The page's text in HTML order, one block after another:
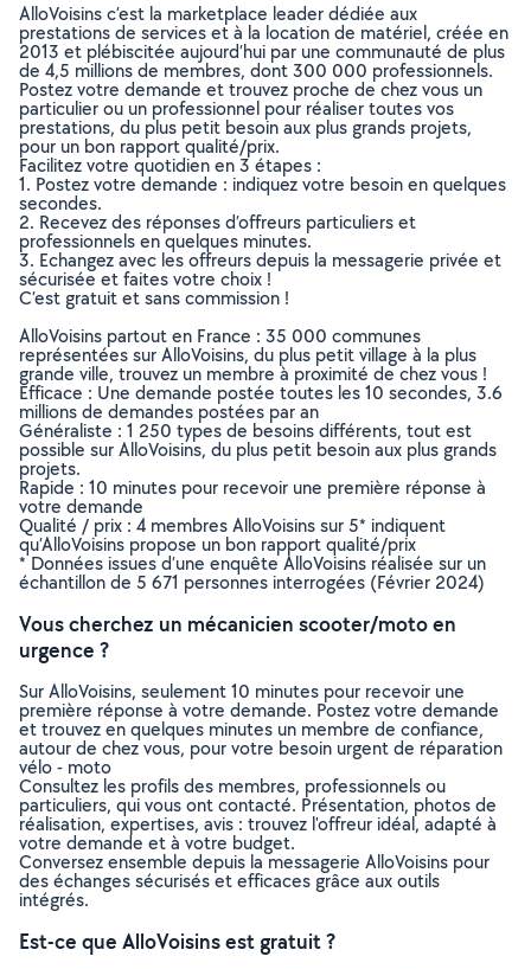
AlloVoisins c’est la marketplace leader dédiée aux
prestations de services et à la location de matériel, créée en
2013 et plébiscitée aujourd’hui par une communauté de plus
de 4,5 millions de membres, dont 300 000 professionnels.
Postez votre demande et trouvez proche de chez vous un
particulier ou un professionnel pour réaliser toutes vos
prestations, du plus petit besoin aux plus grands projets,
pour un bon rapport qualité/prix.
Facilitez votre quotidien en 3 étapes :
1. Postez votre demande : indiquez votre besoin en quelques
secondes.
2. Recevez des réponses d’offreurs particuliers et
professionnels en quelques minutes.
3. Echangez avec les offreurs depuis la messagerie privée et
sécurisée et faites votre choix !
C’est gratuit et sans commission !
AlloVoisins partout en France : 35 000 communes
représentées sur AlloVoisins, du plus petit village à la plus
grande ville, trouvez un membre à proximité de chez vous !
Efficace : Une demande postée toutes les 10 secondes, 3.6
millions de demandes postées par an
Généraliste : 1 250 types de besoins différents, tout est
possible sur AlloVoisins, du plus petit besoin aux plus grands
projets.
Rapide : 10 minutes pour recevoir une première réponse à
votre demande
Qualité / prix : 4 membres AlloVoisins sur 5* indiquent
qu’AlloVoisins propose un bon rapport qualité/prix
* Données issues d’une enquête AlloVoisins réalisée sur un
échantillon de 5 671 personnes interrogées (Février 2024)
Vous cherchez un mécanicien scooter/moto en
urgence ?
Sur AlloVoisins, seulement 10 minutes pour recevoir une
première réponse à votre demande. Postez votre demande
et trouvez en quelques minutes un membre de confiance,
autour de chez vous, pour votre besoin urgent de réparation
vélo - moto
Consultez les profils des membres, professionnels ou
particuliers, qui vous ont contacté. Présentation, photos de
réalisation, expertises, avis : trouvez l'offreur idéal, adapté à
votre demande et à votre budget.
Conversez ensemble depuis la messagerie AlloVoisins pour
des échanges sécurisés et efficaces grâce aux outils
intégrés.
Est-ce que AlloVoisins est gratuit ?